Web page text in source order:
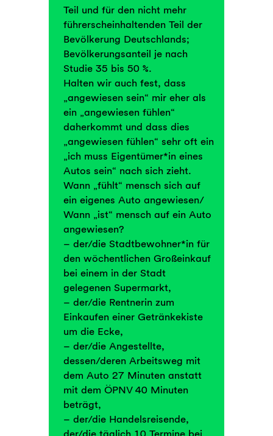
Teil und für den nicht mehr
führerscheinhaltenden Teil der
Bevölkerung Deutschlands;
Bevölkerungsanteil je nach
Studie 35 bis 50 %.
Halten wir auch fest, dass
„angewiesen sein“ mir eher als
ein „angewiesen fühlen“
daherkommt und dass dies
„angewiesen fühlen“ sehr oft ein
„ich muss Eigentümer*in eines
Autos sein“ nach sich zieht.
Wann „fühlt“ mensch sich auf
ein eigenes Auto angewiesen/
Wann „ist“ mensch auf ein Auto
angewiesen?
– der/die Stadtbewohner*in für
den wöchentlichen Großeinkauf
bei einem in der Stadt
gelegenen Supermarkt,
– der/die Rentnerin zum
Einkaufen einer Getränkekiste
um die Ecke,
– der/die Angestellte,
dessen/deren Arbeitsweg mit
dem Auto 27 Minuten anstatt
mit dem ÖPNV 40 Minuten
beträgt,
– der/die Handelsreisende,
der/die täglich 10 Termine bei